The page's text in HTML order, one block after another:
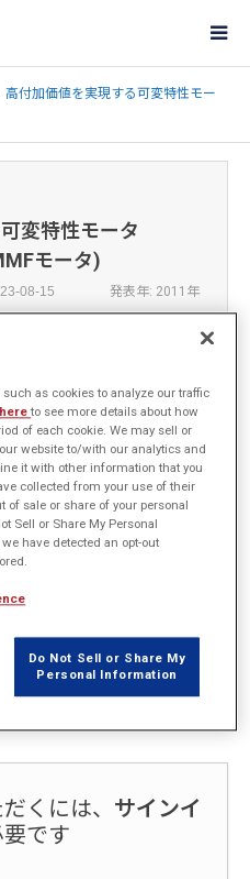
高付加価値を実現する可変特性モー
変特性モータ
モータ)
08-15 発表年: 2011年
工学科
負荷での効率向上、ならびにレア
を可変できるような可変特性モー
Magnet Motive Force)モ
くには、 サインイ
です
as cookies to analyze our traffic
hereto see more details about how
of each cookie. We may sell or
website to/with our analytics and
it with other information that you
collected from your use of their
of sale or share of your personal
Sell or Share My Personal
have detected an opt-out
Do Not Sell or Share My
Personal Information